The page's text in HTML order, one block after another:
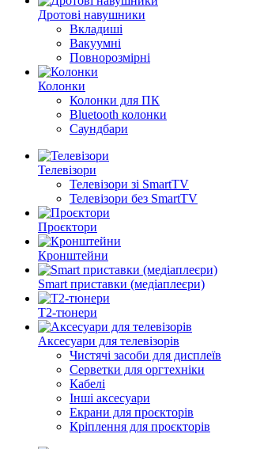
Дротові навушники
Вкладиші
Вакуумні
Повнорозмірні
Колонки
Колонки для ПК
Bluetooth колонки
Саундбари
Телевізори
Телевізори зі SmartTV
Телевізори без SmartTV
Проєктори
Кронштейни
Smart приставки (медіаплеєри)
Т2-тюнери
Аксесуари для телевізорів
Чистячі засоби для дисплеїв
Серветки для оргтехніки
Кабелі
Інші аксесуари
Екрани для проєкторів
Кріплення для проєкторів